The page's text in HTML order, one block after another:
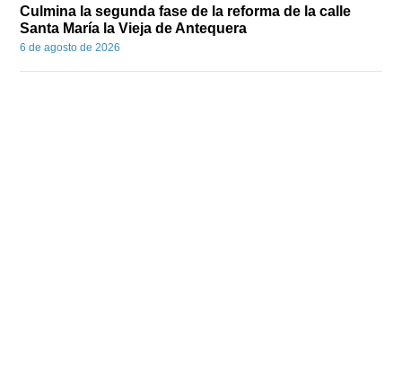
Culmina la segunda fase de la reforma de la calle
Santa María la Vieja de Antequera
6 de agosto de 2026